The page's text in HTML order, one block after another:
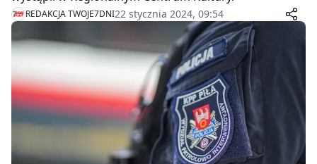
REDAKCJA TWOJE7DNI22 stycznia 2024, 09:54